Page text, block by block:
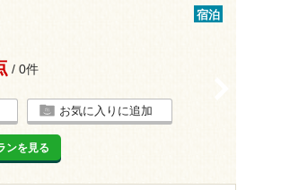
宿泊
/ 0件
お気に入りに追加
ンを見る